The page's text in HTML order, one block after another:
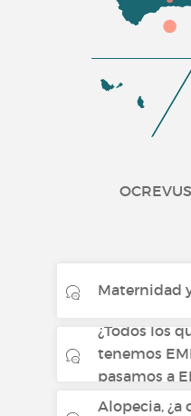
Maternidad
¿Todos los
tenemos
pasamos a
Alopecia, ¿a